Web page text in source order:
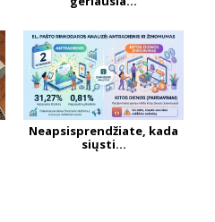
Neapsisprendžiate, kada
siųsti...